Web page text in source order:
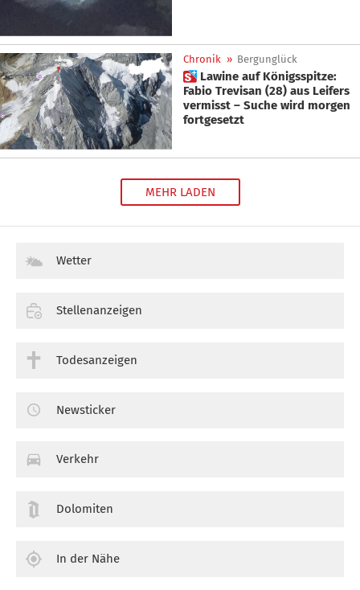
Chronik » Bergunglück
 Lawine auf Königsspitze:
Fabio Trevisan (28) aus Leifers
vermisst – Suche wird morgen
fortgesetzt
MEHR LADEN
Wetter
Stellenanzeigen
Todesanzeigen
Newsticker
Verkehr
Dolomiten
In der Nähe